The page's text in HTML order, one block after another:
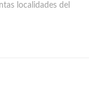
localidades del